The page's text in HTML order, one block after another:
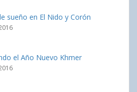
sueño en El Nido y Corón
el Año Nuevo Khmer